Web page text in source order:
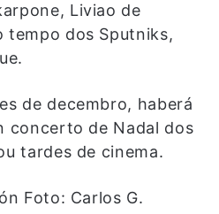
Liviao de
tempo dos Sputniks,
de decembro, haberá
concerto de Nadal dos
tardes de cinema.
Foto: Carlos G.